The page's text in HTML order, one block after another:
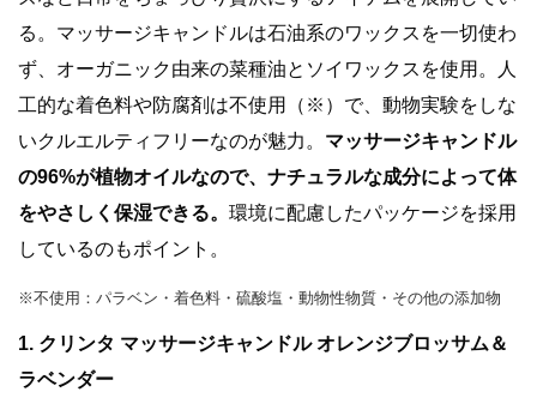
る。マッサージキャンドルは石油系のワックスを一切使わ
ず、オーガニック由来の菜種油とソイワックスを使用。人
工的な着色料や防腐剤は不使用（※）で、動物実験をしな
いクルエルティフリーなのが魅力。 マッサージキャンドル
の96%が植物オイルなので、ナチュラルな成分によって体
をやさしく保湿できる。 環境に配慮したパッケージを採用
しているのもポイント。
※不使用：パラベン・着色料・硫酸塩・動物性物質・その他の添加物
1. クリンタ マッサージキャンドル オレンジブロッサム＆
ラベンダー